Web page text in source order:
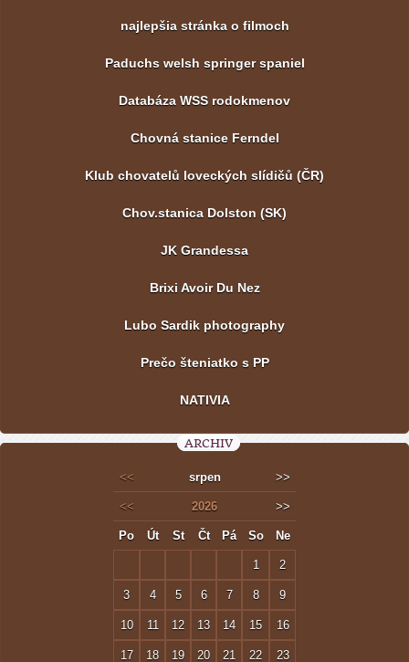
najlepšia stránka o filmoch
Paduchs welsh springer spaniel
Databáza WSS rodokmenov
Chovná stanice Ferndel
Klub chovatelů loveckých slídičů (ČR)
Chov.stanica Dolston (SK)
JK Grandessa
Brixi Avoir Du Nez
Lubo Sardik photography
Prečo šteniatko s PP
NATIVIA
ARCHIV
<< srpen >>
<< 2026 >>
Po Út St Čt Pá So Ne
1 2
3 4 5 6 7 8 9
10 11 12 13 14 15 16
17 18 19 20 21 22 23